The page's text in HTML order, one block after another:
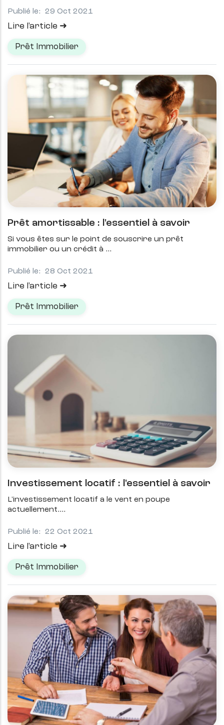
Publié le: 29 Oct 2021
Lire l'article
Prêt Immobilier
Prêt amortissable : l'essentiel à savoir
Si vous êtes sur le point de souscrire un prêt
immobilier ou un crédit à
Publié le: 28 Oct 2021
Lire l'article
Prêt Immobilier
Investissement locatif : l'essentiel à savoir
L'investissement locatif a le vent en poupe
actuellement.
Publié le: 22 Oct 2021
Lire l'article
Prêt Immobilier